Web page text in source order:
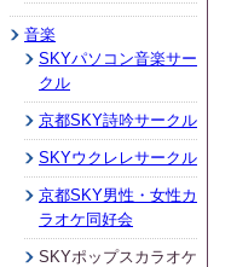
音楽
SKYパソコン音楽サー
クル
京都SKY詩吟サークル
SKYウクレレサークル
京都SKY男性・女性カ
ラオケ同好会
SKYポップスカラオケ